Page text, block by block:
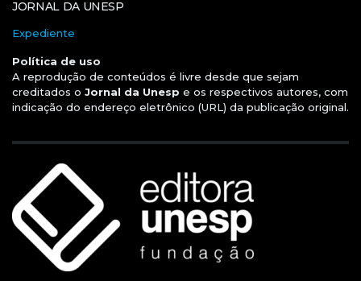
JORNAL DA UNESP
Expediente
Política de uso
A reprodução de conteúdos é livre desde que sejam
creditados o Jornal da Unesp e os respectivos autores, com
indicação do endereço eletrônico (URL) da publicação original.